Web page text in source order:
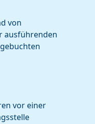
von
ausführenden
vor einer